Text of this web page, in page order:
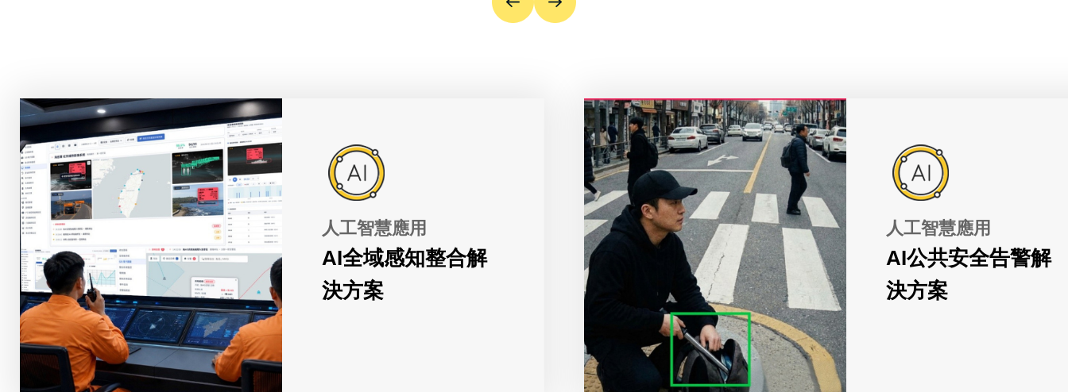
人工智慧應用
AI全域感知整合解
決方案
人工智慧應用
AI公共安全告警解
決方案